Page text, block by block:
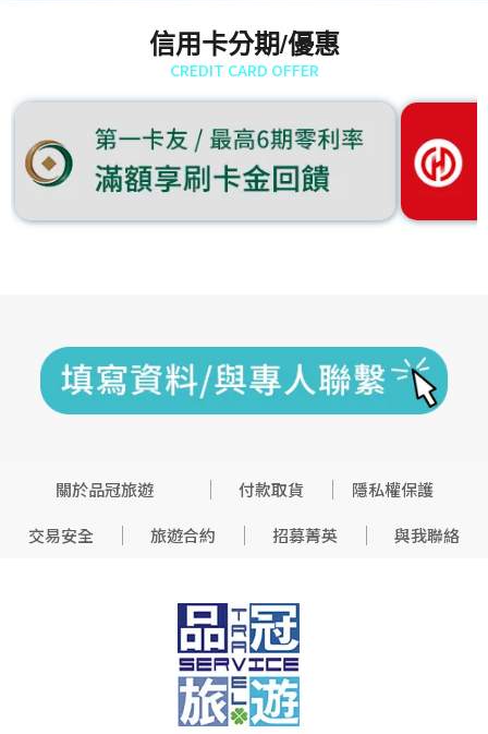
信用卡分期/優惠
CREDIT CARD OFFER
關於品冠旅遊 付款取貨
隱私權保護
交易安全
旅遊合約 招募菁英 與我聯絡